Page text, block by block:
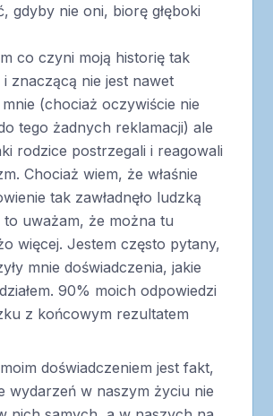
gdyby nie oni, biorę głęboki
co czyni moją historię tak
i znaczącą nie jest nawet
(chociaż oczywiście nie
tego żadnych reklamacji) ale
rodzice postrzegali i reagowali
Chociaż wiem, że właśnie
tak zawładnęło ludzką
uważam, że można tu
więcej. Jestem często pytany,
mnie doświadczenia, jakie
90% moich odpowiedzi
z końcowym rezultatem
doświadczeniem jest fakt,
wydarzeń w naszym życiu nie